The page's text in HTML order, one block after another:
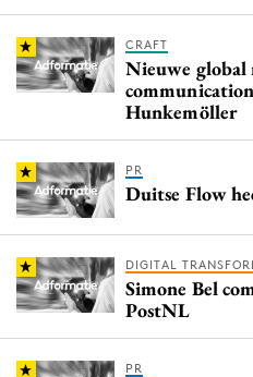
CRAFT
Nieuwe
Hunkemöller
PR
Duitse Flow
DIGITAL
Simone Bel
PostNL
PR